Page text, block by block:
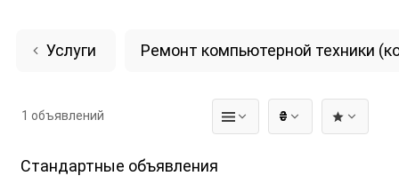
Услуги Ремонт компьютерной техники
₴
1 объявлений
Стандартные объявления